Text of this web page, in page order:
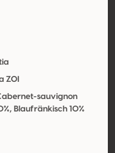
ZOI
sauvignon
Blaufränkisch 10%